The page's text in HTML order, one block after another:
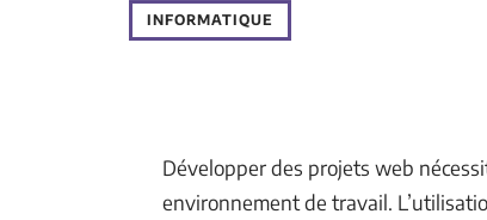
INFORMATIQUE
Développer des projets web
environnement de travail.